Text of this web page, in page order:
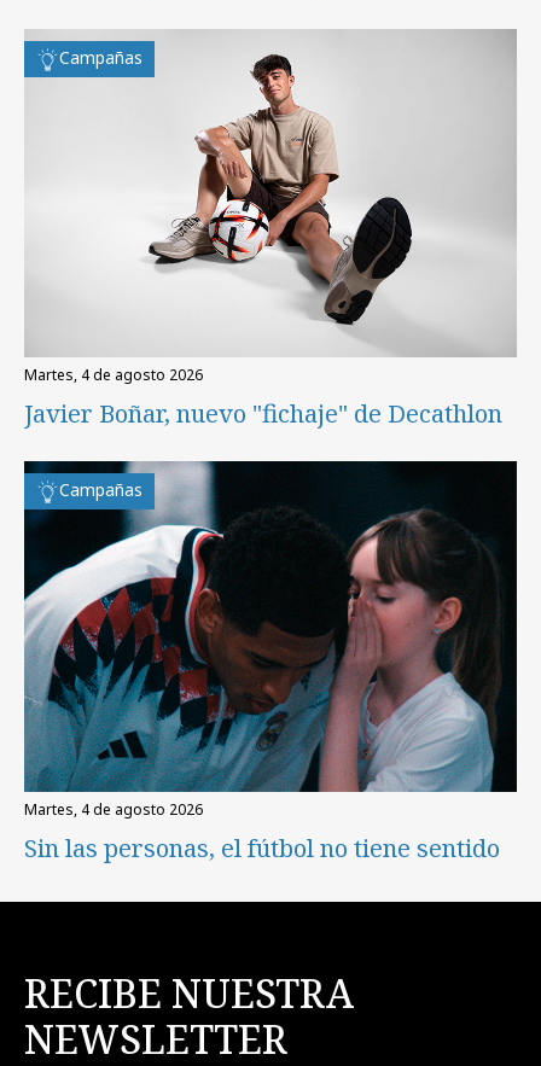
Campañas
martes, 4 de agosto 2026
Javier Boñar, nuevo "fichaje" de Decathlon
Campañas
martes, 4 de agosto 2026
Sin las personas, el fútbol no tiene sentido
RECIBE NUESTRA
NEWSLETTER